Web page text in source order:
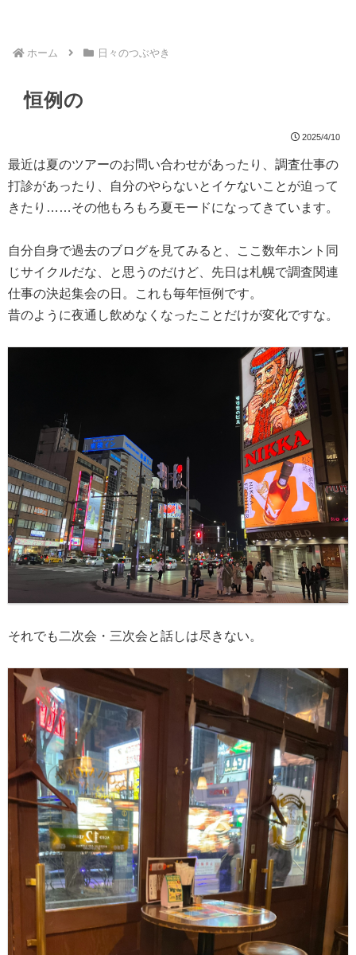
ホーム 日々のつぶやき
恒例の
2025/4/10
最近は夏のツアーのお問い合わせがあったり、調査仕事の
打診があったり、自分のやらないとイケないことが迫って
きたり……その他もろもろ夏モードになってきています。
自分自身で過去のブログを見てみると、ここ数年ホント同
じサイクルだな、と思うのだけど、先日は札幌で調査関連
仕事の決起集会の日。これも毎年恒例です。
昔のように夜通し飲めなくなったことだけが変化ですな。
それでも二次会・三次会と話しは尽きない。